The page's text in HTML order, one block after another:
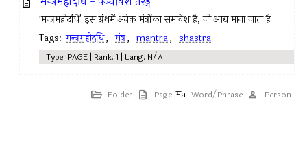
`मन्त्रमहोदधि' इस ग्रंथमें अनेक मंत्रोंका समावेश है, जो आद्य माना जाता है।
Tags: मन्त्रमहोदधि, मंत्र, mantra, shastra
Type: PAGE | Rank: 1 | Lang: N/A
Folder Page Word/Phrase Person